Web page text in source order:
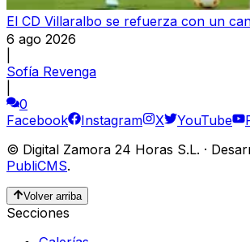
El CD Villaralbo se refuerza con un
6 ago 2026
Sofía Revenga
0
Facebook
Instagram X YouTube
© Digital Zamora 24 Horas S.L. ·
PubliCMS.
Volver arriba
Secciones